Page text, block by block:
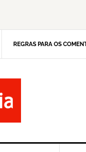
REGRAS PARA OS